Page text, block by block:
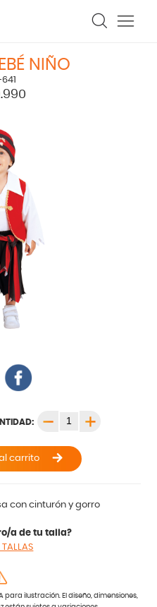
NIÑO
641
carrito
con cinturón y gorro
a de tu talla?
ilustración. El diseño, dimensiones,